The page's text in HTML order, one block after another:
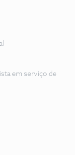
em serviço de